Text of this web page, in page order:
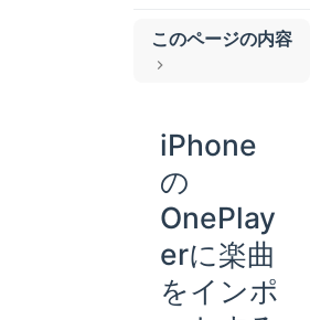
このページの内容
iPhone
の
OnePlay
erに楽曲
をインポ